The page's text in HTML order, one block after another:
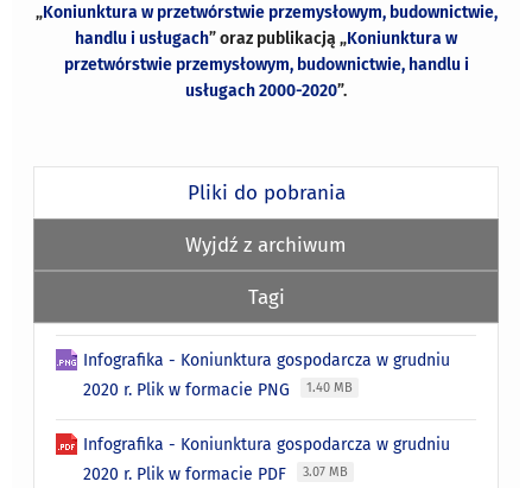
„Koniunktura w przetwórstwie przemysłowym, budownictwie,
handlu i usługach” oraz publikacją „Koniunktura w
przetwórstwie przemysłowym, budownictwie, handlu i
usługach 2000-2020”.
Pliki do pobrania
Wyjdź z archiwum
Tagi
Infografika - Koniunktura gospodarcza w grudniu
2020 r. Plik w formacie PNG
1.40 MB
Infografika - Koniunktura gospodarcza w grudniu
2020 r. Plik w formacie PDF
3.07 MB